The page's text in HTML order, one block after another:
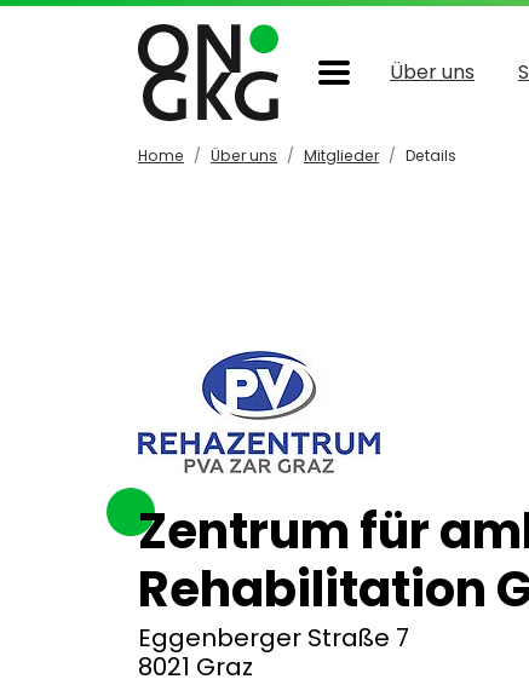
Über uns
Home Über uns Mitglieder Details
Zentrum für
Rehabilitation
Eggenberger Straße 7
8021 Graz